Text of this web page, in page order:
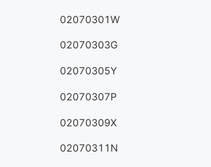
02070301W
02070303G
02070305Y
02070307P
02070309X
02070311N